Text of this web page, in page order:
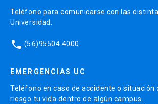
Teléfono para comunicarse con las
Universidad.
phone (56)95504 4000
EMERGENCIAS UC
Teléfono en caso de accidente o situación
riesgo tu vida dentro de algún campus.